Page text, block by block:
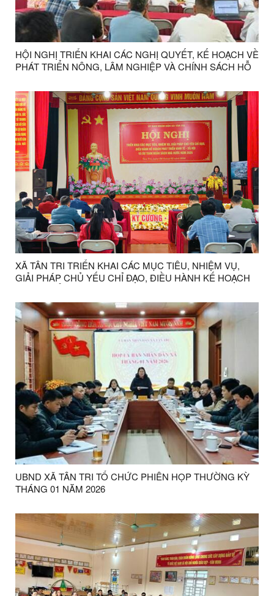
HỘI NGHỊ TRIỂN KHAI CÁC NGHỊ QUYẾT, KẾ HOẠCH VỀ
PHÁT TRIỂN NÔNG, LÂM NGHIỆP VÀ CHÍNH SÁCH HỖ
LẠNG SƠN GIAI ĐOẠN 2026-2030
XÃ TÂN TRI TRIỂN KHAI CÁC MỤC TIÊU, NHIỆM VỤ,
GIẢI PHÁP CHỦ YẾU CHỈ ĐẠO, ĐIỀU HÀNH KẾ HOẠCH
SÁCH NHÀ NƯỚC NĂM 2026
UBND XÃ TÂN TRI TỔ CHỨC PHIÊN HỌP THƯỜNG KỲ
THÁNG 01 NĂM 2026